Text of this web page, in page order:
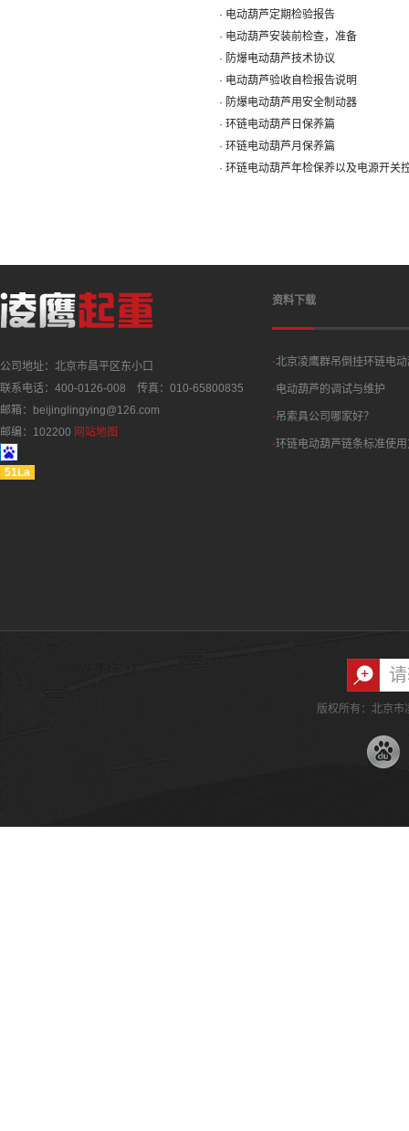
· 电动葫芦定期检验报告
· 电动葫芦安装前检查，准备
· 防爆电动葫芦技术协议
· 电动葫芦验收自检报告说明
· 防爆电动葫芦用安全制动器
· 环链电动葫芦日保养篇
· 环链电动葫芦月保养篇
· 环链电动葫芦年检保养以及电源开关
公司地址：北京市昌平区东小口
联系电话：400-0126-008 传真：010-65800835
邮箱：beijinglingying@126.com
邮编：102200 网站地图
51La
资料下载
·北京凌鹰群吊倒挂环链电
·电动葫芦的调试与维护
·吊索具公司哪家好？
·环链电动葫芦链条标准使
版权所有：北京